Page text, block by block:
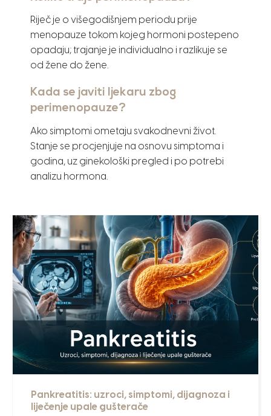
Riječ je o višegodišnjem periodu prije
menopauze tokom kojeg hormoni postepeno
opadaju; trajanje je individualno i razlikuje se
od žene do žene.
Kada se javiti ljekaru zbog
perimenopauze?
Ako simptomi ometaju svakodnevni život.
Stanje se procjenjuje na osnovu simptoma i
godina, uz ginekološki pregled i po potrebi
analizu hormona.
Pankreatitis: uzroci, simptomi, dijagnoza i
liječenje upale gušterače